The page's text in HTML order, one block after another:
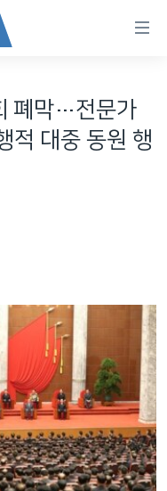
폐막…전문가
적 대중 동원 행